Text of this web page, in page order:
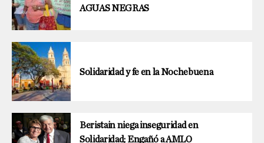
AGUAS NEGRAS
Solidaridad y fe en la Nochebuena
Beristain niega inseguridad en
Solidaridad; Engañó a AMLO